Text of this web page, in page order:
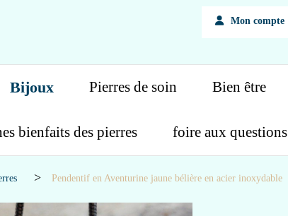
Mon compte
Bijoux Pierres de soin Bien être
bienfaits des pierres foire aux questions
Pendentif en Aventurine jaune bélière en acier inoxydable